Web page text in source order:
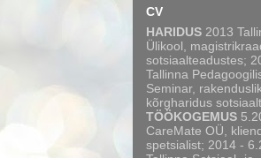
CV
HARIDUS 2013
Ülikool,
sotsiaalteadustes;
Tallinna
Seminar,
kõrgharidus
TÖÖKOGEMUS
CareMate OÜ,
spetsialist; 2014 -